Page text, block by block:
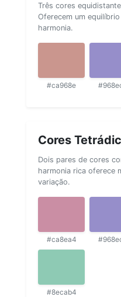
Três cores
Oferecem um
harmonia.
#ca968e
Cores
Dois pares de cores
harmonia rica oferece
variação.
#ca8ea4
#8ecab4